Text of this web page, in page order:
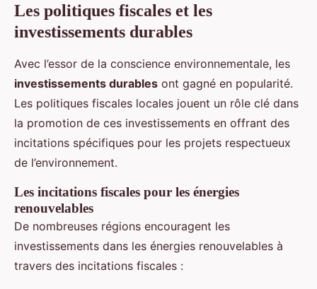
Les politiques fiscales et les
investissements durables
Avec l’essor de la conscience environnementale, les
investissements durables ont gagné en popularité.
Les politiques fiscales locales jouent un rôle clé dans
la promotion de ces investissements en offrant des
incitations spécifiques pour les projets respectueux
de l’environnement.
Les incitations fiscales pour les énergies
renouvelables
De nombreuses régions encouragent les
investissements dans les énergies renouvelables à
travers des incitations fiscales :